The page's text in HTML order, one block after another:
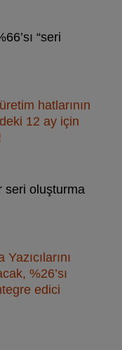
“seri
hatlarının
12 ay için
seri oluşturma
%26’sı
edici